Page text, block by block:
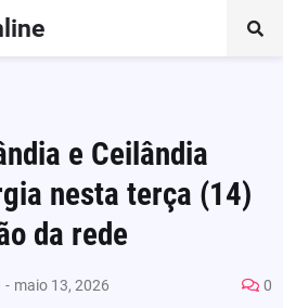
e Ceilândia
nesta terça (14)
da rede
- maio 13, 2026 0